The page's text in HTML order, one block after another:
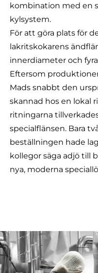
kombination med en
kylsystem.
För att göra plats för
lakritskokarens
innerdiameter och
Eftersom
Mads snabbt den
skannad hos en lokal
ritningarna
specialflänsen. Bara
beställningen hade
kollegor säga adjö till
nya, moderna